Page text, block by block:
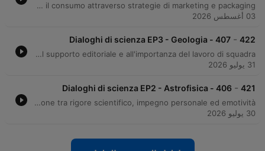
L'episodio esplora la complessa relazione tra l'essere umano e lo zucchero, analizzando la transizione storica da bene di lusso a prodotto industriale onnipresente. Attraverso una lente scientifica e sociale, il podcast esamina le strategie di lobbying dell'industria che hanno influenzato la percezione della salute pubblica e discute la distinzione fondamentale tra zuccheri naturali e zuccheri liberi. L'analisi si concentra sull'importanza delle quantità, sulle implicazioni sanitarie legate al diabete di tipo 2 e su come l'ambiente alimentare moderno sia progettato per massimizzare il consumo attraverso strategie di marketing e packaging.
03 أغسطس 2026
422
-
407 - Dialoghi di scienza EP3 - Geologia
Andrea Moccia racconta il suo percorso accademico e professionale, dalla scoperta della geologia e dei meccanismi naturali che portano i diamanti in superficie, alla sua esperienza internazionale come geologo delle risorse. L'episodio esplora la transizione decisiva dall'industria alla creazione di Geopop, descrivendo come un hobby si sia trasformato in una startup strutturata grazie al supporto editoriale e all'importanza del lavoro di squadra.
31 يوليو 2026
421
-
406 - Dialoghi di scienza EP2 - Astrofisica
Filippo Bonaventura racconta il suo percorso accademico, dalla passione infantile per l'astronomia alla scelta di deviare dalla ricerca pura verso la divulgazione scientifica. L'intervista esplora le differenze tra astronomia e astrofisica, il ruolo della matematica come linguaggio universale e l'importanza dello storytelling per rendere accessibili concetti complessi. Il dialogo approfondisce inoltre le applicazioni pratiche della fisica nel mondo reale e riflette sulla bellezza intrinseca delle equazioni scientifiche. Attraverso ricordi formativi, come l'incontro con Margherita Hack, emerge il valore dell'unione tra rigore scientifico, impegno personale ed emotività.
30 يوليو 2026